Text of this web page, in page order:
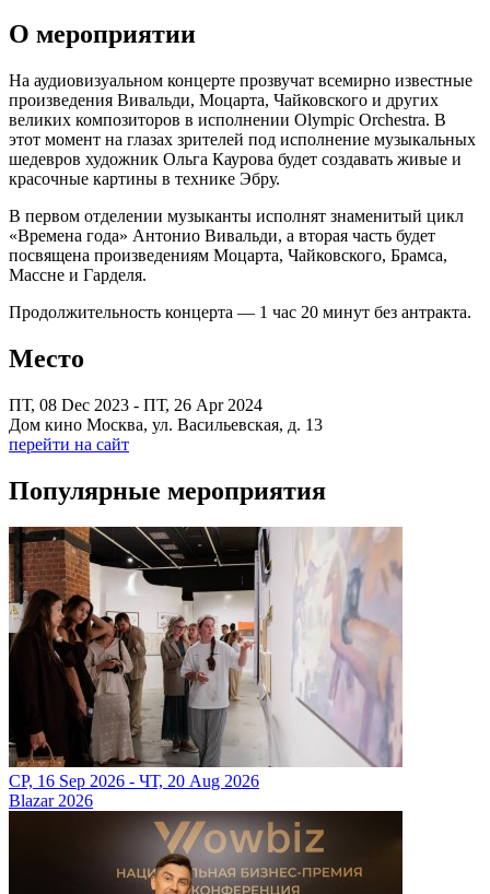
О мероприятии
На аудиовизуальном концерте прозвучат всемирно известные
произведения Вивальди, Моцарта, Чайковского и других
великих композиторов в исполнении Olympic Orchestra. В
этот момент на глазах зрителей под исполнение музыкальных
шедевров художник Ольга Каурова будет создавать живые и
красочные картины в технике Эбру.
В первом отделении музыканты исполнят знаменитый цикл
«Времена года» Антонио Вивальди, а вторая часть будет
посвящена произведениям Моцарта, Чайковского, Брамса,
Массне и Гарделя.
Продолжительность концерта — 1 час 20 минут без антракта.
Место
ПТ, 08 Dec 2023 - ПТ, 26 Apr 2024
Дом кино Москва, ул. Васильевская, д. 13
перейти на сайт
Популярные мероприятия
СР, 16 Sep 2026 - ЧТ, 20 Aug 2026
Blazar 2026